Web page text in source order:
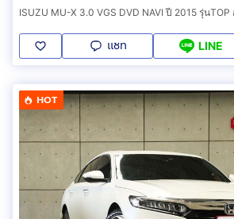
ISUZU MU-X 3.0 VGS DVD NAVI ปี 2015 รุ่นTOP
แชท LINE
HOT